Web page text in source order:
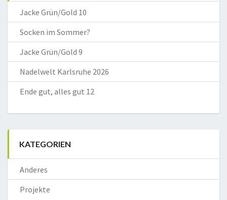
Jacke Grün/Gold 10
Socken im Sommer?
Jacke Grün/Gold 9
Nadelwelt Karlsruhe 2026
Ende gut, alles gut 12
KATEGORIEN
Anderes
Projekte